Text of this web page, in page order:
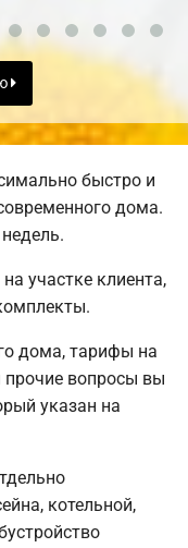
быстро и
дома.
участке клиента,
дома, тарифы на
прочие вопросы вы
указан на
котельной,